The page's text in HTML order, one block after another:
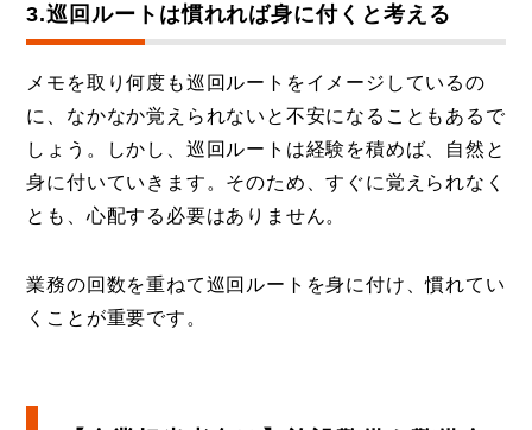
3.巡回ルートは慣れれば身に付くと考える
メモを取り何度も巡回ルートをイメージしているの
に、なかなか覚えられないと不安になることもあるで
しょう。しかし、巡回ルートは経験を積めば、自然と
身に付いていきます。そのため、すぐに覚えられなく
とも、心配する必要はありません。
業務の回数を重ねて巡回ルートを身に付け、慣れてい
くことが重要です。